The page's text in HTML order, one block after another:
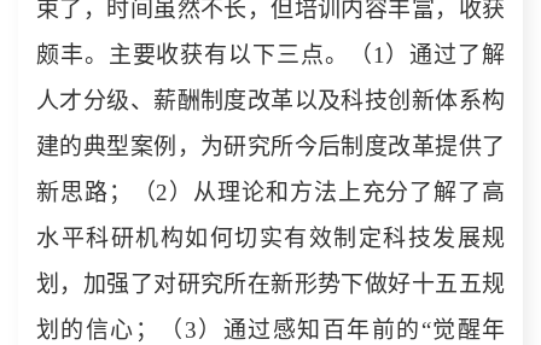
束了，时间虽然不长，但培训内容丰富，收获
颇丰。主要收获有以下三点。（1）通过了解
人才分级、薪酬制度改革以及科技创新体系构
建的典型案例，为研究所今后制度改革提供了
新思路；（2）从理论和方法上充分了解了高
水平科研机构如何切实有效制定科技发展规
划，加强了对研究所在新形势下做好十五五规
划的信心；（3）通过感知百年前的“觉醒年